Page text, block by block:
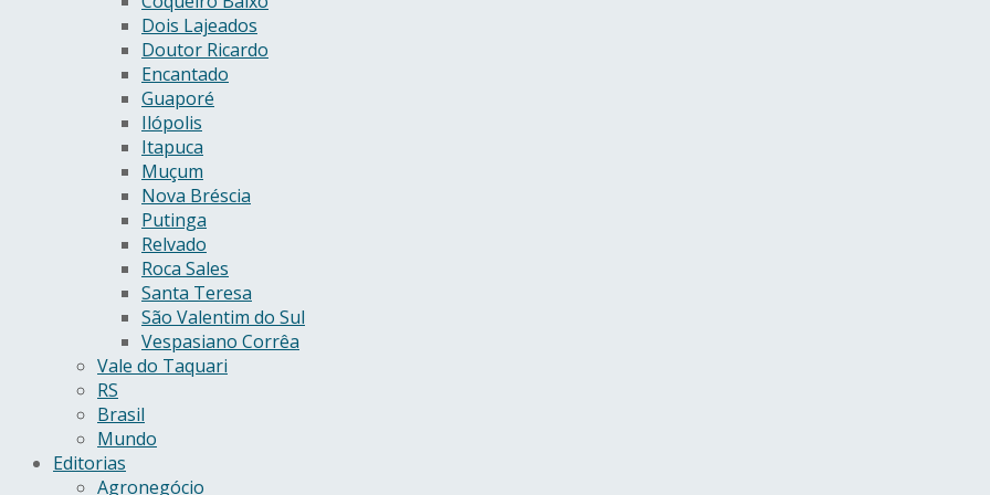
Dois Lajeados
Doutor Ricardo
Encantado
Guaporé
Ilópolis
Itapuca
Muçum
Nova Bréscia
Putinga
Relvado
Roca Sales
Santa Teresa
São Valentim do Sul
Vespasiano Corrêa
Vale do Taquari
RS
Brasil
Mundo
Editorias
Agronegócio